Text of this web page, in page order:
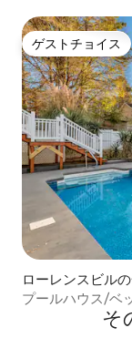
ゲストチョイス
ゲストチョイス
ローレンスビル
プールハウス/ベ
ド/ビリヤード/
そ